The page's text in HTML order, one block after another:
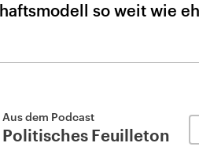
so weit wie
Aus dem Podcast
Politisches Feuilleton